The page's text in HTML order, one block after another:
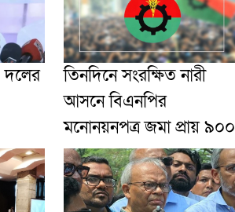
তিনদিনে সংরক্ষিত নারী
আসনে বিএনপির
মনোনয়নপত্র জমা প্রায় ৯০০